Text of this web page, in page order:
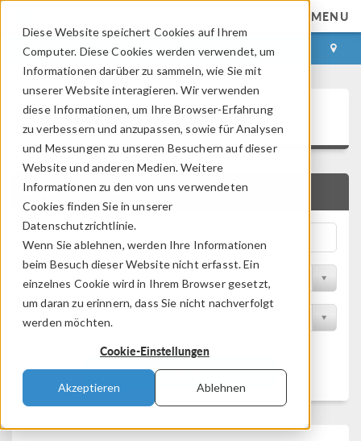
Diese Website speichert Cookies auf Ihrem
Computer. Diese Cookies werden verwendet, um
Informationen darüber zu sammeln, wie Sie mit
unserer Website interagieren. Wir verwenden
diese Informationen, um Ihre Browser-Erfahrung
zu verbessern und anzupassen, sowie für Analysen
und Messungen zu unseren Besuchern auf dieser
Website und anderen Medien. Weitere
Informationen zu den von uns verwendeten
Cookies finden Sie in unserer
Datenschutzrichtlinie.
Wenn Sie ablehnen, werden Ihre Informationen
beim Besuch dieser Website nicht erfasst. Ein
einzelnes Cookie wird in Ihrem Browser gesetzt,
um daran zu erinnern, dass Sie nicht nachverfolgt
werden möchten.
Cookie-Einstellungen
Akzeptieren Ablehnen
MENU
ANMELDEN KONTAKT
Application Gallery
SCHNELLSUCHE
Nach Themenbereich filtern
Nach Produkt filtern
Filtern